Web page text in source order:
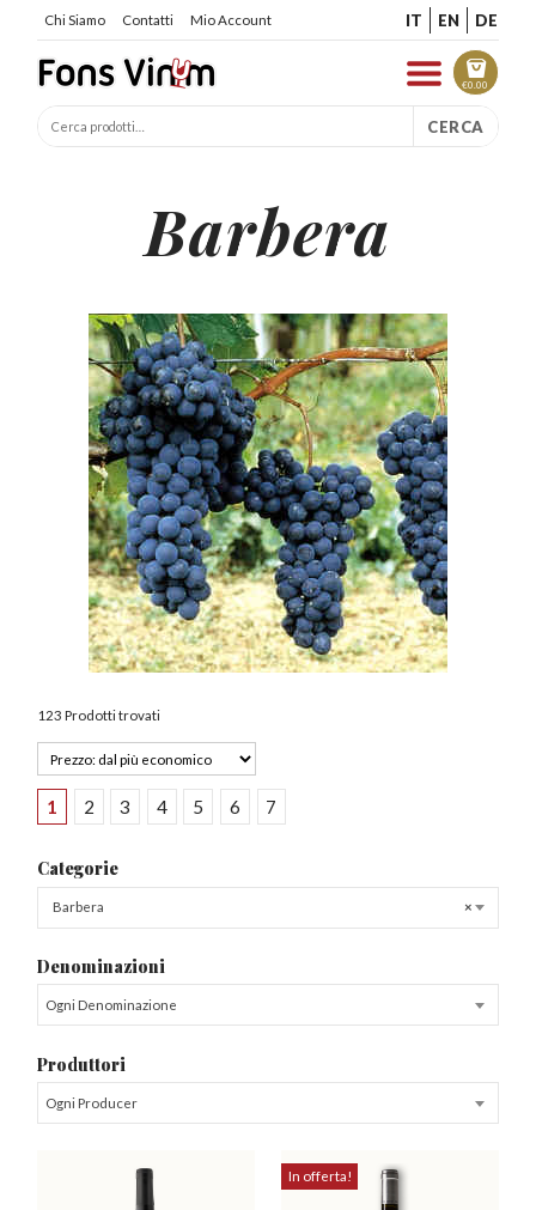
Chi Siamo Contatti Mio Account IT EN DE
€0.00
CERCA
Barbera
123 Prodotti trovati
1 2 3 4 5 6 7
Categorie
×
Barbera
Denominazioni
Ogni Denominazione
Produttori
Ogni Producer
In offerta!